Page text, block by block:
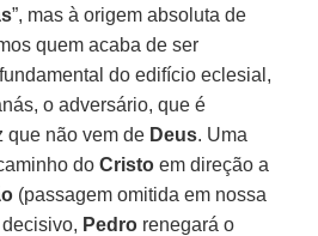
”, mas à origem absoluta de
quem acaba de ser
do edifício eclesial,
o adversário, que é
que não vem de Deus. Uma
doCristo em direção a
(passagem omitida em nossa
Pedro renegará o